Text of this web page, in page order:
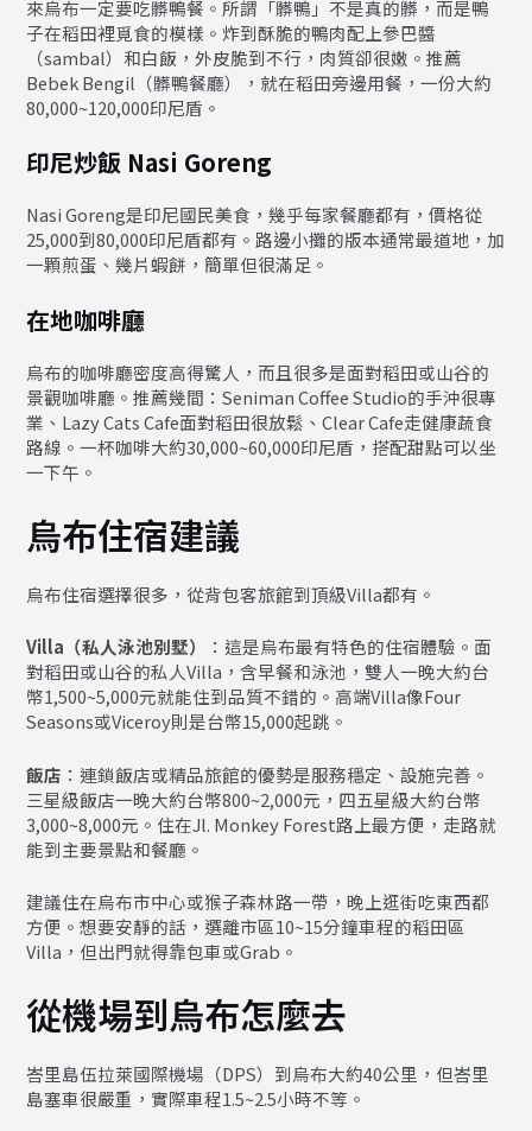
來烏布一定要吃髒鴨餐。所謂「髒鴨」不是真的髒，而是鴨
子在稻田裡覓食的模樣。炸到酥脆的鴨肉配上參巴醬
（sambal）和白飯，外皮脆到不行，肉質卻很嫩。推薦
Bebek Bengil（髒鴨餐廳），就在稻田旁邊用餐，一份大約
80,000~120,000印尼盾。
印尼炒飯 Nasi Goreng
Nasi Goreng是印尼國民美食，幾乎每家餐廳都有，價格從
25,000到80,000印尼盾都有。路邊小攤的版本通常最道地，加
一顆煎蛋、幾片蝦餅，簡單但很滿足。
在地咖啡廳
烏布的咖啡廳密度高得驚人，而且很多是面對稻田或山谷的
景觀咖啡廳。推薦幾間：Seniman Coffee Studio的手沖很專
業、Lazy Cats Cafe面對稻田很放鬆、Clear Cafe走健康蔬食
路線。一杯咖啡大約30,000~60,000印尼盾，搭配甜點可以坐
一下午。
烏布住宿建議
烏布住宿選擇很多，從背包客旅館到頂級Villa都有。
Villa（私人泳池別墅）
：這是烏布最有特色的住宿體驗。面
對稻田或山谷的私人Villa，含早餐和泳池，雙人一晚大約台
幣1,500~5,000元就能住到品質不錯的。高端Villa像Four
Seasons或Viceroy則是台幣15,000起跳。
飯店 ：連鎖飯店或精品旅館的優勢是服務穩定、設施完善。
三星級飯店一晚大約台幣800~2,000元，四五星級大約台幣
3,000~8,000元。住在Jl. Monkey Forest路上最方便，走路就
能到主要景點和餐廳。
建議住在烏布市中心或猴子森林路一帶，晚上逛街吃東西都
方便。想要安靜的話，選離市區10~15分鐘車程的稻田區
Villa，但出門就得靠包車或Grab。
從機場到烏布怎麼去
峇里島伍拉萊國際機場（DPS）到烏布大約40公里，但峇里
島塞車很嚴重，實際車程1.5~2.5小時不等。